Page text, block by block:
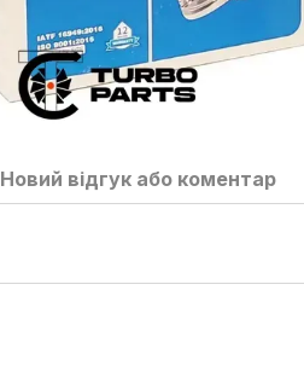
Новий відгук або коментар